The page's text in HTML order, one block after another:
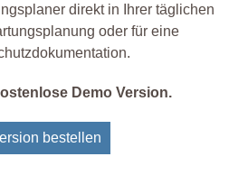
direkt in Ihrer täglichen
oder für eine
Demo Version.
bestellen